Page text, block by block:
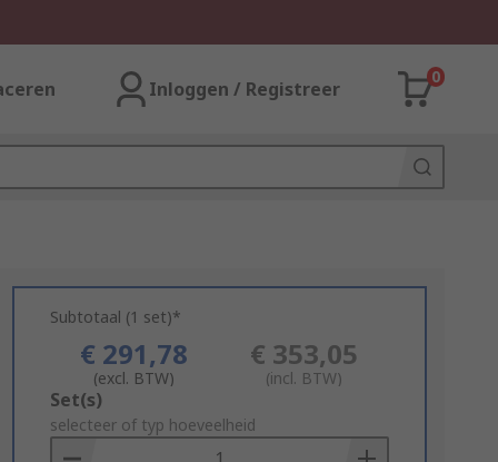
Inloggen / Registreer
0
Subtotaal (1 set)*
€ 291,78
(excl. BTW)
€ 353,05
(incl. BTW)
Add
to
Basket
Set(s)
selecteer of typ hoeveelheid